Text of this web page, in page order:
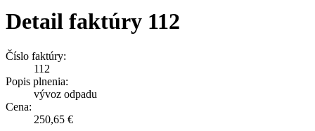
Detail faktúry 112
Číslo faktúry:
112
Popis plnenia:
vývoz odpadu
Cena:
250,65 €